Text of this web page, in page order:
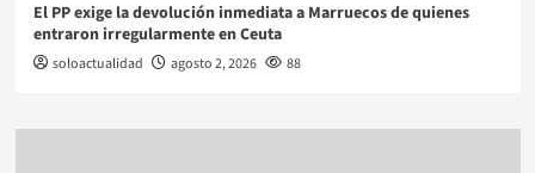
El PP exige la devolución inmediata a Marruecos de quienes
entraron irregularmente en Ceuta
soloactualidad agosto 2, 2026 88